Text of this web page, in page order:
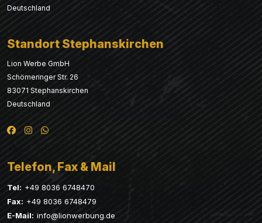
Deutschland
Standort Stephanskirchen
Lion Werbe GmbH
Schömeringer Str. 26
83071 Stephanskirchen
Deutschland
Telefon, Fax & Mail
Tel: +49 8036 6748470
Fax: +49 8036 6748479
E-Mail: info@lionwerbung.de